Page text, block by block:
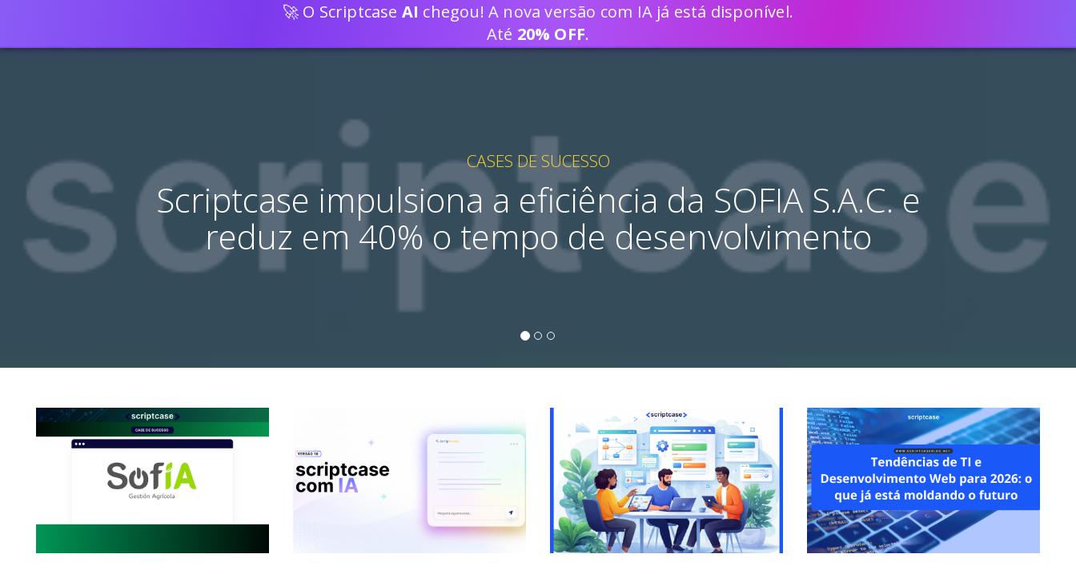
DESENVOLVA SOLUÇÕES WEB 80% MAIS RÁPIDO COM O SCRIPTCASE
CASES DE SUCESSO
Scriptcase impulsiona a eficiência da SOFIA S.A.C. e
reduz em 40% o tempo de desenvolvimento
🚀 O Scriptcase AI chegou! A nova versão com IA já está disponível.
Até 20% OFF.